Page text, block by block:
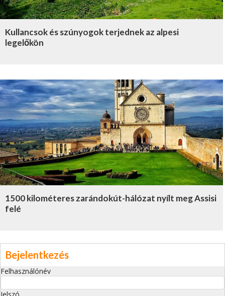
Kullancsok és szúnyogok terjednek az alpesi
legelőkön
1500 kilométeres zarándokút-hálózat nyílt meg Assisi
felé
Bejelentkezés
Felhasználónév